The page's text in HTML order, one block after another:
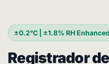
±0.2°C | ±1.8% RH
Registrador